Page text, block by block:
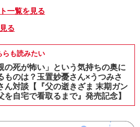
一覧を見る
る
らも読みたい
の死が怖い」という気持ちの奥に
ものは？玉置妙憂さん×うつみさ
ん対談【『父の逝きざま 末期ガン
を自宅で看取るまで』発売記念】